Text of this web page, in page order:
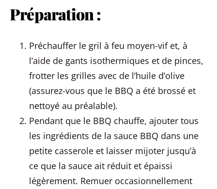
Préparation :
Préchauffer le gril à feu moyen-vif et, à
l’aide de gants isothermiques et de pinces,
frotter les grilles avec de l’huile d’olive
(assurez-vous que le BBQ a été brossé et
nettoyé au préalable).
Pendant que le BBQ chauffe, ajouter tous
les ingrédients de la sauce BBQ dans une
petite casserole et laisser mijoter jusqu’à
ce que la sauce ait réduit et épaissi
légèrement. Remuer occasionnellement